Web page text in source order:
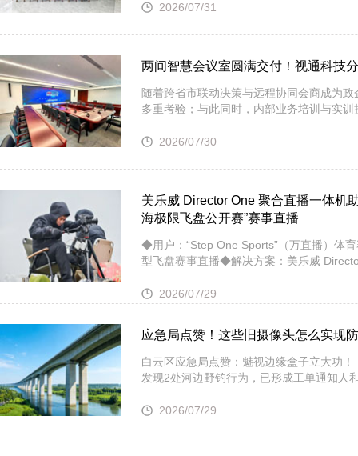
2026/07/31
两间智慧会议室圆满交付！视通科技
随着跨省市联动决策与远程协同会商成为
多重考验；与此同时，内部业务培训与实
2026/07/30
美乐威 Director One 聚合直播一体机
海极限飞盘公开赛”赛事直播
◆用户：“Step One Sports”（万直播）体
型飞盘赛事直播◆解决方案：美乐威
2026/07/29
应急局点赞！这些旧摄像头怎么实现
白云区应急局点赞：魅视边缘盒子立大功
发现2处河边野钓行为，已形成工单通知
2026/07/29